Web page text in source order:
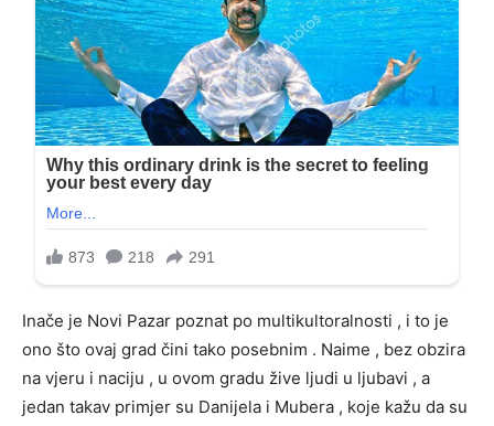
Inače je Novi Pazar poznat po multikultoralnosti , i to je
ono što ovaj grad čini tako posebnim . Naime , bez obzira
na vjeru i naciju , u ovom gradu žive ljudi u ljubavi , a
jedan takav primjer su Danijela i Mubera , koje kažu da su